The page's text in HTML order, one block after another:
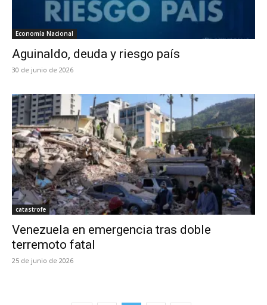
Economía Nacional
Aguinaldo, deuda y riesgo país
30 de junio de 2026
catastrofe
Venezuela en emergencia tras doble
terremoto fatal
25 de junio de 2026